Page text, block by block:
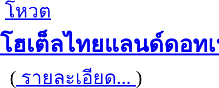
โหวต
โฮเต็ลไทยแลนด์ดอท
( รายละเอียด... )